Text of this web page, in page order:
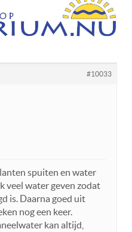
#10033
spuiten en water
veel water geven zodat
is. Daarna goed uit
nog een keer.
kan altijd,